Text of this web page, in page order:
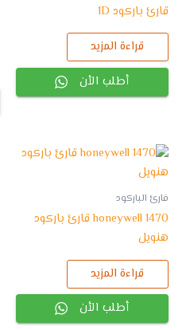
قارئ باركود 1D
قراءة المزيد
أطلب الأن
قارئ الباركود
honeywell 1470 قارئ باركود
هنويل
قراءة المزيد
أطلب الأن